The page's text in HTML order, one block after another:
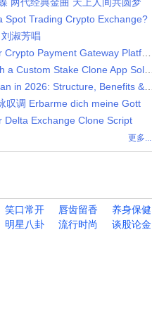
Spot Trading Crypto Exchange?
淑芳唱
叹调 Erbarme dich meine Gott
Delta Exchange Clone Script
更多...
笑口常开 唇齿留香
养身保健
明星八卦 流行时尚
谈股论金